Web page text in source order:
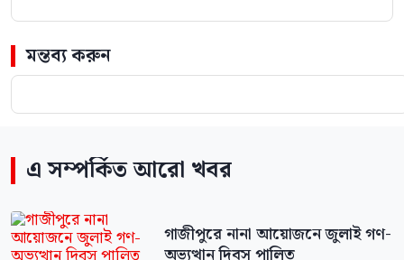
মন্তব্য করুন
এ সম্পর্কিত আরো খবর
গাজীপুরে নানা আয়োজনে জুলাই গণ-